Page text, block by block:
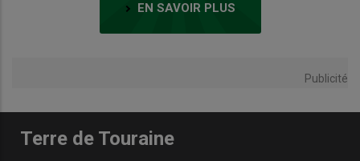
EN SAVOIR PLUS
Publicité
Terre de Touraine